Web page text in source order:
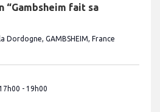
“Gambsheim fait sa
Dordogne, GAMBSHEIM, France
- 19h00